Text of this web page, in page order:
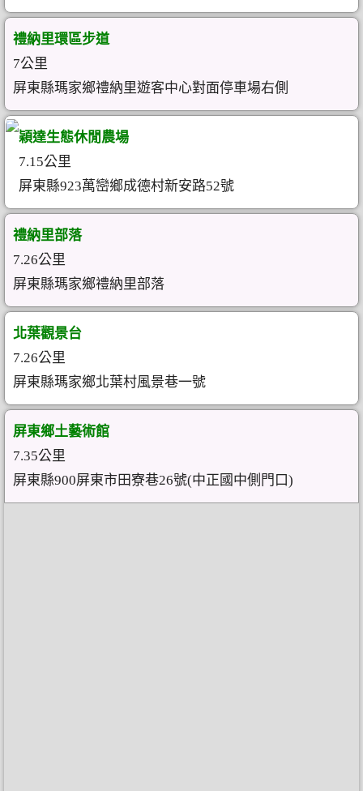
禮納里環區步道
7公里
屏東縣瑪家鄉禮納里遊客中心對面停車場右側
穎達生態休閒農場
7.15公里
屏東縣923萬巒鄉成德村新安路52號
禮納里部落
7.26公里
屏東縣瑪家鄉禮納里部落
北葉觀景台
7.26公里
屏東縣瑪家鄉北葉村風景巷一號
屏東鄉土藝術館
7.35公里
屏東縣900屏東市田寮巷26號(中正國中側門口)